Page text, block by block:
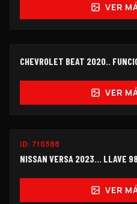
VER
OFERTA
CHEVROLET BEAT 2020..
VER
ID: 710388
NISSAN VERSA 2023... LLAVE
VER